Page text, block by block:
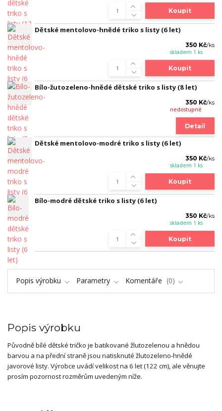
Koupit
Dětské mentolovo-hnědé triko s listy (6 let)
350 Kč/ks
skladem 1 ks
Koupit
Bílo-žutozeleno-hnědé dětské triko s listy (8 let)
350 Kč/ks
nedostupné
Detail
Dětské mentolovo-modré triko s listy (6 let)
350 Kč/ks
skladem 1 ks
Koupit
Bílo-modré dětské triko s listy (6 let)
350 Kč/ks
skladem 1 ks
Koupit
Popis výrobku Parametry Komentáře 0
Popis výrobku
Původně bílé dětské tričko je batikované žlutozelenou a hnědou
barvou a na přední straně jsou natisknuté žlutozeleno-hnědé
javorové listy. Výrobce uvádí velikost na 6 let (122 cm), ale věnujte
prosím pozornost rozměrům uvedeným níže.